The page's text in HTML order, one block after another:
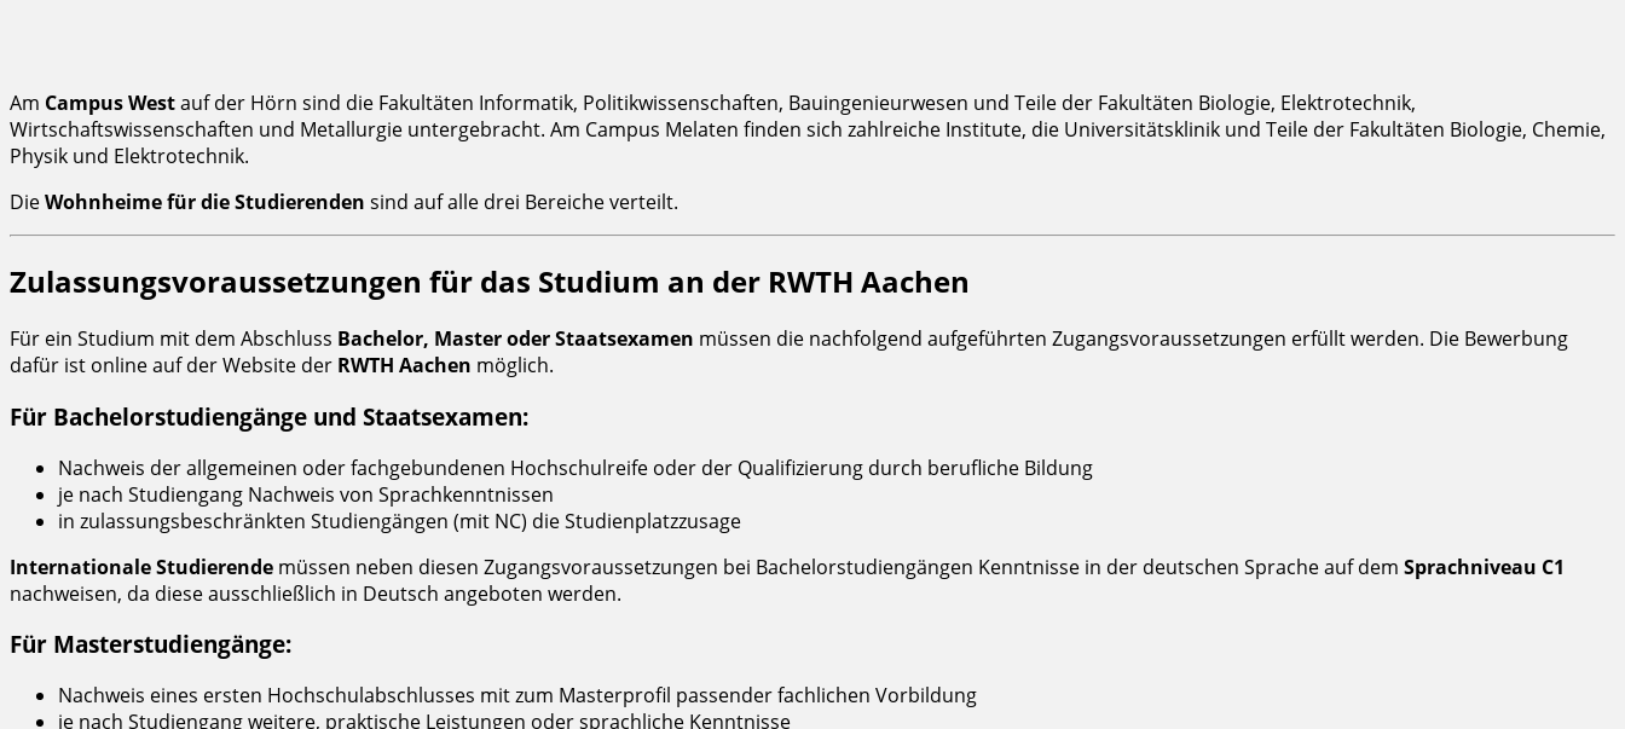
Am Campus Westauf der Hörn sind die Fakultäten Informatik, Politikwissenschaften, Bauingenieurwesen und Teile der Fakultäten Biologie, Elektrotechnik,
Wirtschaftswissenschaften und Metallurgie untergebracht. Am Campus Melaten finden sich zahlreiche Institute, die Universitätsklinik und Teile der Fakultäten Biologie, Chemie,
Physik und Elektrotechnik.
DieWohnheime für die Studierenden sind auf alle drei Bereiche verteilt.
Zulassungsvoraussetzungen für das Studium an der RWTH Aachen
Für ein Studium mit dem Abschluss Bachelor, Master oder Staatsexamen müssen die nachfolgend aufgeführten Zugangsvoraussetzungen erfüllt werden. Die Bewerbung
dafür ist online auf der Website der RWTH Aachen möglich.
Für Bachelorstudiengänge und Staatsexamen:
Nachweis der allgemeinen oder fachgebundenen Hochschulreife oder der Qualifizierung durch berufliche Bildung
je nach Studiengang Nachweis von Sprachkenntnissen
in zulassungsbeschränkten Studiengängen (mit NC) die Studienplatzzusage
Internationale Studierende müssen neben diesen Zugangsvoraussetzungen bei Bachelorstudiengängen Kenntnisse in der deutschen Sprache auf dem Sprachniveau C1
nachweisen, da diese ausschließlich in Deutsch angeboten werden.
Für Masterstudiengänge:
Nachweis eines ersten Hochschulabschlusses mit zum Masterprofil passender fachlichen Vorbildung
je nach Studiengang weitere, praktische Leistungen oder sprachliche Kenntnisse